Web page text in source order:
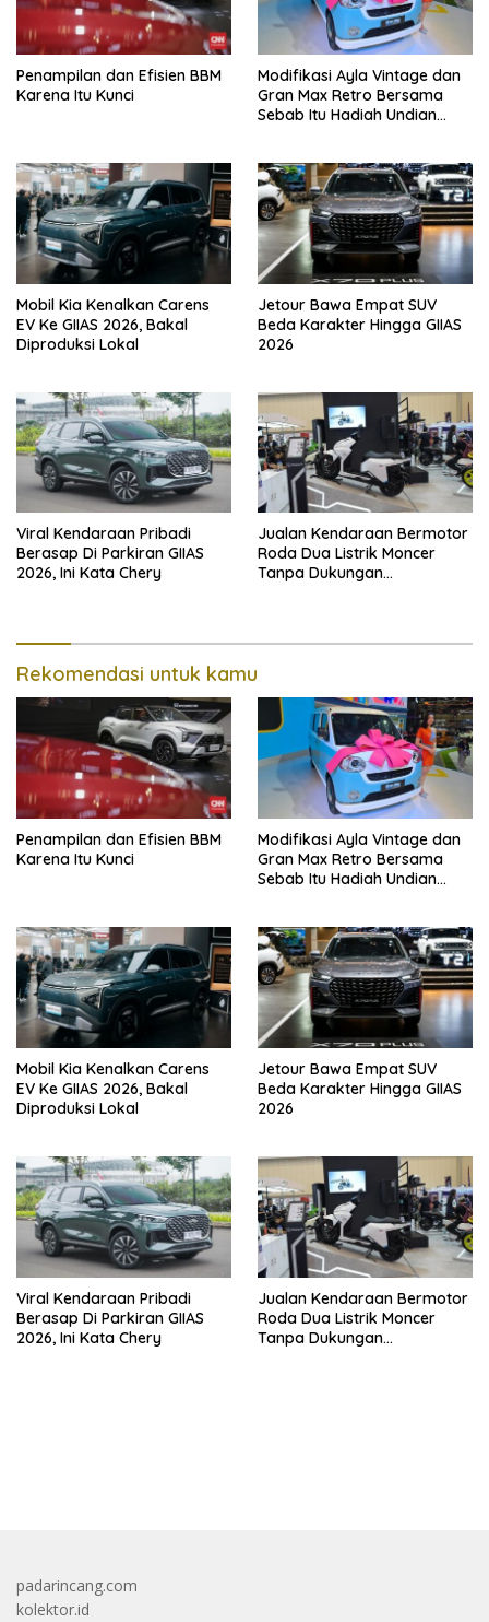
Penampilan dan Efisien BBM
Karena Itu Kunci
Modifikasi Ayla Vintage dan
Gran Max Retro Bersama
Sebab Itu Hadiah Undian
Mobil Kia Kenalkan Carens
EV Ke GIIAS 2026, Bakal
Diproduksi Lokal
Jetour Bawa Empat SUV
Beda Karakter Hingga GIIAS
2026
Viral Kendaraan Pribadi
Berasap Di Parkiran GIIAS
2026, Ini Kata Chery
Jualan Kendaraan Bermotor
Roda Dua Listrik Moncer
Tanpa Dukungan
Rekomendasi untuk kamu
Penampilan dan Efisien BBM
Karena Itu Kunci
Modifikasi Ayla Vintage dan
Gran Max Retro Bersama
Sebab Itu Hadiah Undian
Mobil Kia Kenalkan Carens
EV Ke GIIAS 2026, Bakal
Diproduksi Lokal
Jetour Bawa Empat SUV
Beda Karakter Hingga GIIAS
2026
Viral Kendaraan Pribadi
Berasap Di Parkiran GIIAS
2026, Ini Kata Chery
Jualan Kendaraan Bermotor
Roda Dua Listrik Moncer
Tanpa Dukungan
padarincang.com
kolektor.id